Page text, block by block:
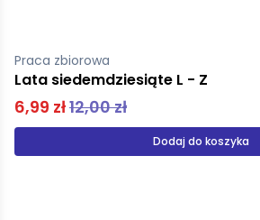
Praca zbiorowa
Lata siedemdziesiąte L - Z
6,99 zł12,00 zł
Dodaj do koszyka